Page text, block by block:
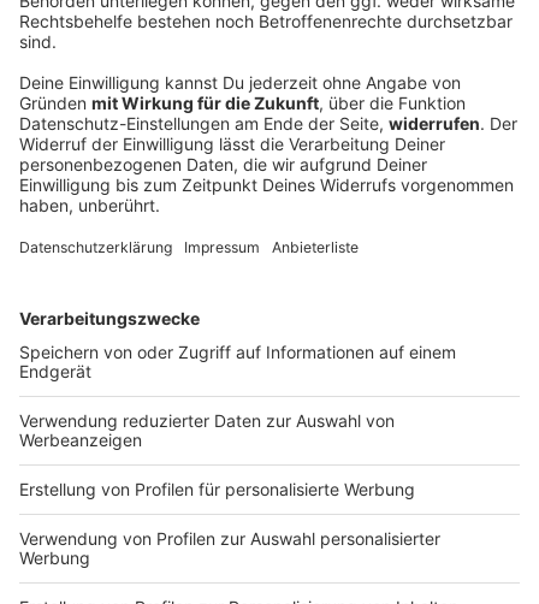
Fürther Ziel vor Saisonstart: Kein Szenario wie
in Vorsaison
Trainer Heiko Vogel betont: Ein Szenario wie
vergangene Spielzeit soll sich für die Spielvereinigung
sieht er als attraktive Herausforderung.
DEINE GEMERKTEN ARTIKEL
Du hast dir noch keine Artikel gemerkt
Markiere sie hierfür mit einem